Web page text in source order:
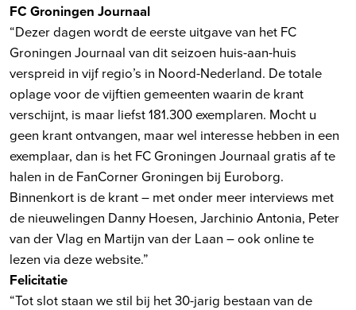
FC Groningen Journaal
“Dezer dagen wordt de eerste uitgave van het FC
Groningen Journaal van dit seizoen huis-aan-huis
verspreid in vijf regio’s in Noord-Nederland. De totale
oplage voor de vijftien gemeenten waarin de krant
verschijnt, is maar liefst 181.300 exemplaren. Mocht u
geen krant ontvangen, maar wel interesse hebben in een
exemplaar, dan is het FC Groningen Journaal gratis af te
halen in de FanCorner Groningen bij Euroborg.
Binnenkort is de krant – met onder meer interviews met
de nieuwelingen Danny Hoesen, Jarchinio Antonia, Peter
van der Vlag en Martijn van der Laan – ook online te
lezen via deze website.”
Felicitatie
“Tot slot staan we stil bij het 30-jarig bestaan van de